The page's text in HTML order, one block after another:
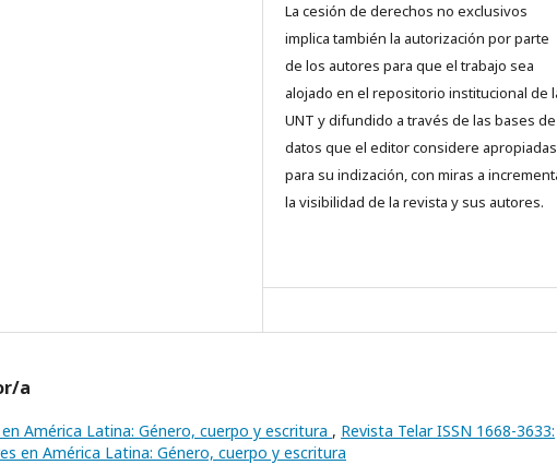
La cesión de derechos no exclusivos
implica también la autorización por parte
de los autores para que el trabajo sea
alojado en el repositorio institucional de
UNT y difundido a través de las bases de
datos que el editor considere apropiadas
para su indización, con miras a
la visibilidad de la revista y sus autores.
a
América Latina: Género, cuerpo y escritura , Revista Telar ISSN 1668-3633:
en América Latina: Género, cuerpo y escritura